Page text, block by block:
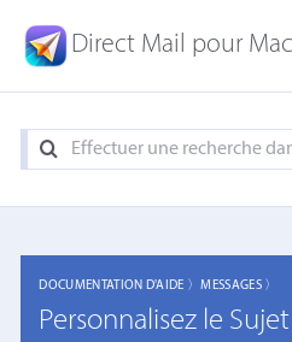
Direct Mail pour Mac
DOCUMENTATION D'AIDE 〉MESSAGES 〉
Personnalisez le